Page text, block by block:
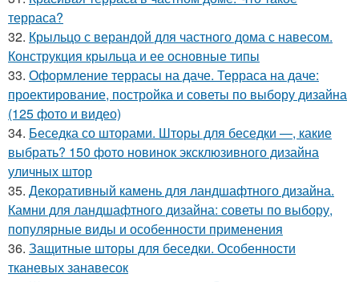
терраса?
32. Крыльцо с верандой для частного дома с навесом.
Конструкция крыльца и ее основные типы
33. Оформление террасы на даче. Терраса на даче:
проектирование, постройка и советы по выбору дизайна
(125 фото и видео)
34. Беседка со шторами. Шторы для беседки —, какие
выбрать? 150 фото новинок эксклюзивного дизайна
уличных штор
35. Декоративный камень для ландшафтного дизайна.
Камни для ландшафтного дизайна: советы по выбору,
популярные виды и особенности применения
36. Защитные шторы для беседки. Особенности
тканевых занавесок